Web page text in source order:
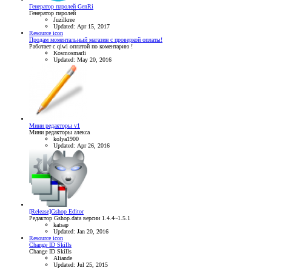
Генератор паролей GenRi
Генератор паролей
Juzilkree
Updated: Apr 15, 2017
Resource icon
Продам моментальный магазин с проверкой оплаты!
Работает с qiwi оплатой по коментарию !
Kosmosmarli
Updated: May 20, 2016
Мини редакторы v1
Мини редакторы алекса
kolya1900
Updated: Apr 26, 2016
[Release]Gshop Editor
Редактор Gshop.data версии 1.4.4~1.5.1
katsap
Updated: Jan 20, 2016
Resource icon
Change ID Skills
Change ID Skills
Aliande
Updated: Jul 25, 2015